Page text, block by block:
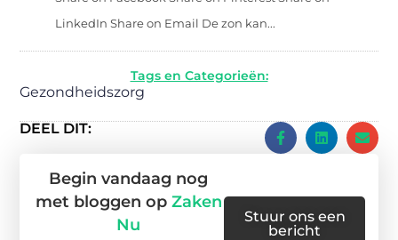
LinkedIn Share on Email De zon kan...
Tags en Categorieën:
Gezondheidszorg
DEEL DIT:
Begin vandaag nog
met bloggen op Zaken
Nu
Stuur ons een
bericht